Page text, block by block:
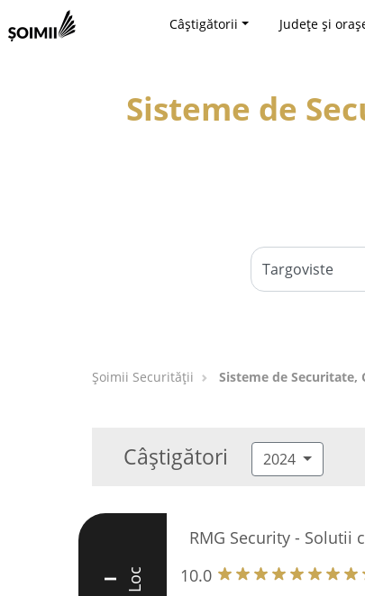
Câștigătorii Județe și
Sisteme de
Șoimii Securității Sisteme de Securitate,
Câștigători 2024
I Loc
RMG Security - Solutii
10.0